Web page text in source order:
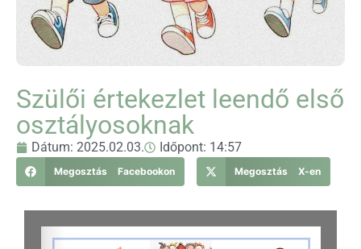
Szülői értekezlet leendő első
osztályosoknak
Dátum: 2025.02.03. Időpont: 14:57
Megosztás Facebookon Megosztás X-en